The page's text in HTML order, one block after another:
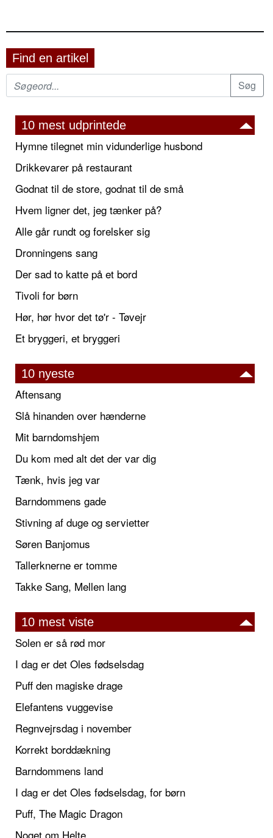
Find en artikel
10 mest udprintede
Hymne tilegnet min vidunderlige husbond
Drikkevarer på restaurant
Godnat til de store, godnat til de små
Hvem ligner det, jeg tænker på?
Alle går rundt og forelsker sig
Dronningens sang
Der sad to katte på et bord
Tivoli for børn
Hør, hør hvor det tø'r - Tøvejr
Et bryggeri, et bryggeri
10 nyeste
Aftensang
Slå hinanden over hænderne
Mit barndomshjem
Du kom med alt det der var dig
Tænk, hvis jeg var
Barndommens gade
Stivning af duge og servietter
Søren Banjomus
Tallerknerne er tomme
Takke Sang, Mellen lang
10 mest viste
Solen er så rød mor
I dag er det Oles fødselsdag
Puff den magiske drage
Elefantens vuggevise
Regnvejrsdag i november
Korrekt borddækning
Barndommens land
I dag er det Oles fødselsdag, for børn
Puff, The Magic Dragon
Noget om Helte